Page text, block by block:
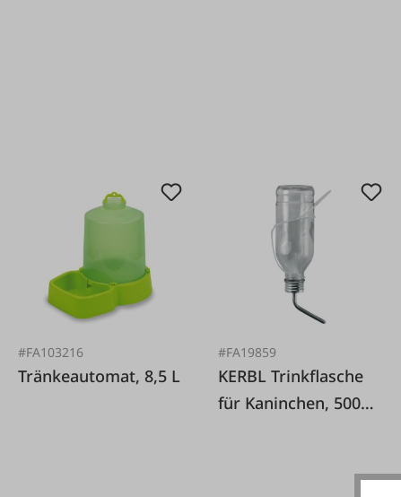
#FA103216
Tränkeautomat, 8,5 L
#FA19859
KERBL Trinkflasche
für Kaninchen, 500